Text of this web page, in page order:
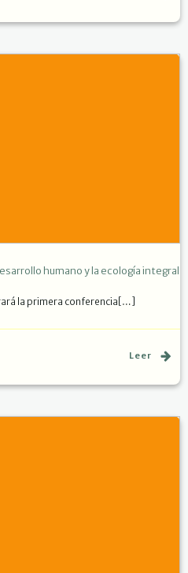
humano y la ecología integral
la primera conferencia[…]
Leer